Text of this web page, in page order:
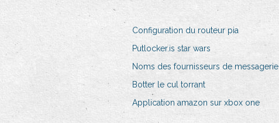
Configuration du routeur pia
Putlocker.is star wars
Noms des fournisseurs de messagerie
Botter le cul torrant
Application amazon sur xbox one